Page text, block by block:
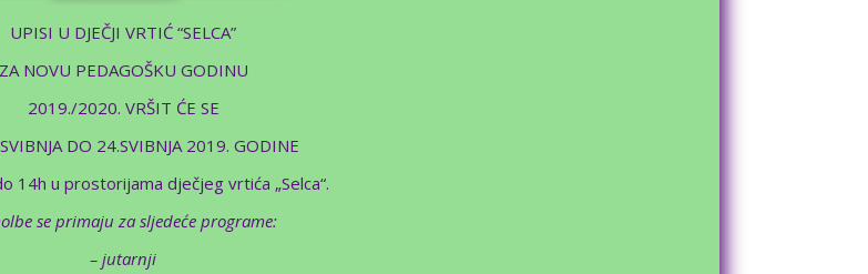
UPISI U DJEČJI VRTIĆ “SELCA”
ZA NOVU PEDAGOŠKU GODINU
2019./2020. VRŠIT ĆE SE
DO 24.SVIBNJA 2019. GODINE
14h u prostorijama dječjeg vrtića „Selca“.
se primaju za sljedeće programe:
– jutarnji